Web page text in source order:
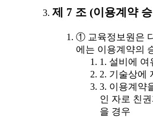
제 7 조 (이용계약
① 교육정보원은
에는 이용계약의
1. 설비에 여
2. 기술상에
3. 이용계약
인 자로 친
을 경우